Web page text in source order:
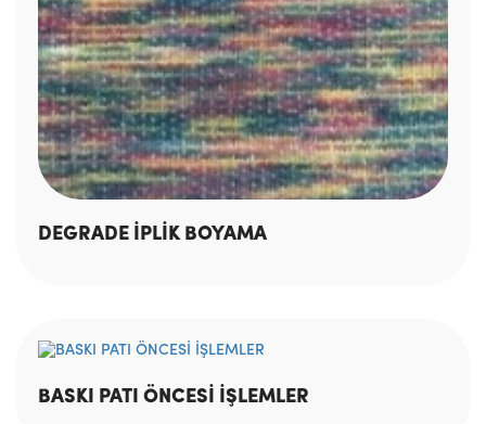
DEGRADE İPLİK BOYAMA
BASKI PATI ÖNCESİ İŞLEMLER